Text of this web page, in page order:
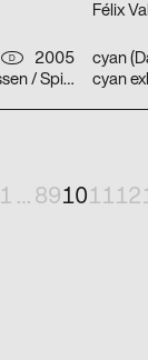
D
2005
Die Arche – Abendessen / Spielplatz
cyan
Zurück
1 … 89101112